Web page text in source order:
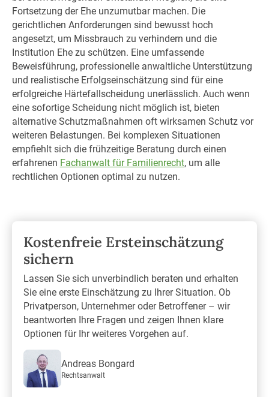
Fortsetzung der Ehe unzumutbar machen. Die
gerichtlichen Anforderungen sind bewusst hoch
angesetzt, um Missbrauch zu verhindern und die
Institution Ehe zu schützen. Eine umfassende
Beweisführung, professionelle anwaltliche Unterstützung
und realistische Erfolgseinschätzung sind für eine
erfolgreiche Härtefallscheidung unerlässlich. Auch wenn
eine sofortige Scheidung nicht möglich ist, bieten
alternative Schutzmaßnahmen oft wirksamen Schutz vor
weiteren Belastungen. Bei komplexen Situationen
empfiehlt sich die frühzeitige Beratung durch einen
erfahrenen Fachanwalt für Familienrecht, um alle
rechtlichen Optionen optimal zu nutzen.
Kostenfreie Ersteinschätzung
sichern
Lassen Sie sich unverbindlich beraten und erhalten
Sie eine erste Einschätzung zu Ihrer Situation. Ob
Privatperson, Unternehmer oder Betroffener – wir
beantworten Ihre Fragen und zeigen Ihnen klare
Optionen für Ihr weiteres Vorgehen auf.
Andreas Bongard
Rechtsanwalt